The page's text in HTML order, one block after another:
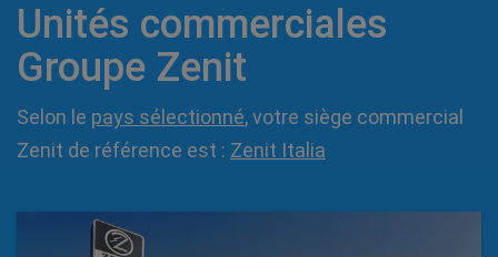
Unités commerciales
Groupe Zenit
Selon le pays sélectionné, votre siège commercial
Zenit de référence est : Zenit Italia